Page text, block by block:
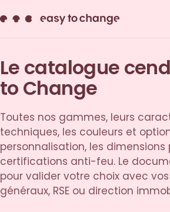
Le catalogue
to Change
Toutes nos gammes, leurs
techniques, les couleurs et
personnalisation, les dimensions
certifications anti-feu. Le
pour valider votre choix avec vos
généraux, RSE ou direction